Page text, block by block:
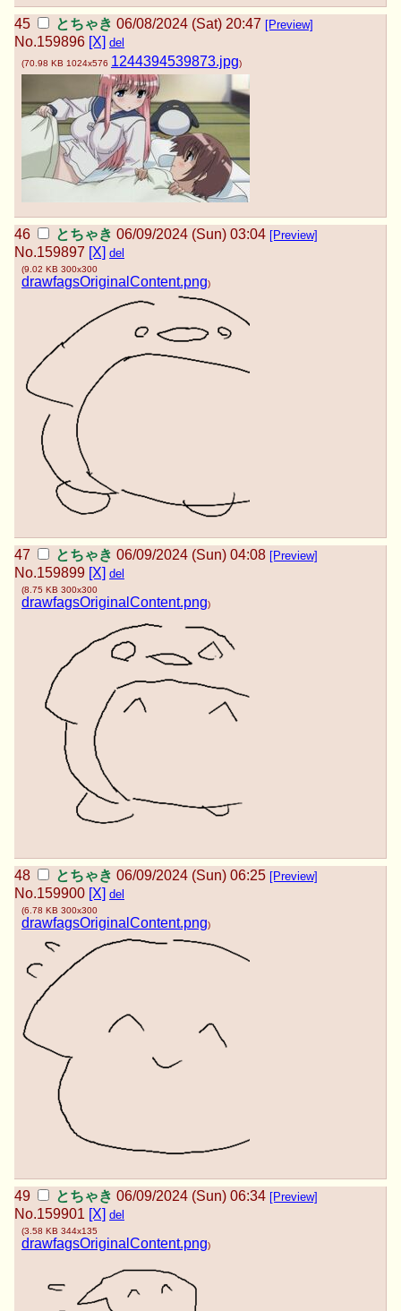
とちゃき 06/08/2024 (Sat) 20:47 [Preview]
No.159896 [X] del
(70.98 KB 1024x576 1244394539873.jpg)
とちゃき 06/09/2024 (Sun) 03:04 [Preview]
No.159897 [X] del
(9.02 KB 300x300
drawfagsOriginalContent.png)
とちゃき 06/09/2024 (Sun) 04:08 [Preview]
No.159899 [X] del
(8.75 KB 300x300
drawfagsOriginalContent.png)
とちゃき 06/09/2024 (Sun) 06:25 [Preview]
No.159900 [X] del
(6.78 KB 300x300
drawfagsOriginalContent.png)
とちゃき 06/09/2024 (Sun) 06:34 [Preview]
No.159901 [X] del
(3.58 KB 344x135
drawfagsOriginalContent.png)